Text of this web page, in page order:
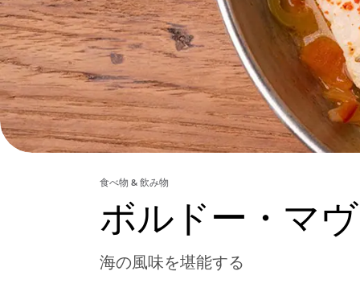
食べ物 & 飲み物
ボルドー・マ
海の風味を堪能する